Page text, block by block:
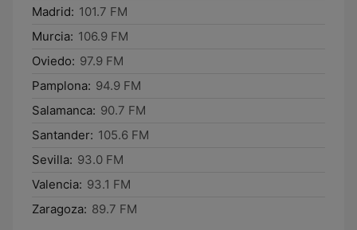
Madrid: 101.7 FM
Murcia: 106.9 FM
Oviedo: 97.9 FM
Pamplona: 94.9 FM
Salamanca: 90.7 FM
Santander: 105.6 FM
Sevilla: 93.0 FM
Valencia: 93.1 FM
Zaragoza: 89.7 FM